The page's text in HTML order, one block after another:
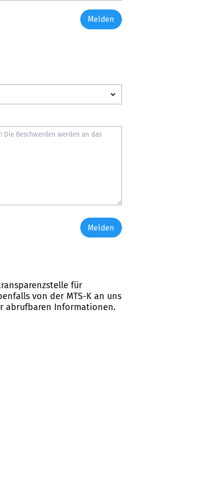
Melden
Melden
für
von der MTS-K an uns
abrufbaren Informationen.